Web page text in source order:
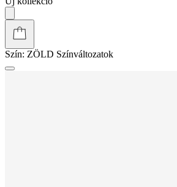
Szín: ZÖLD Színváltozatok